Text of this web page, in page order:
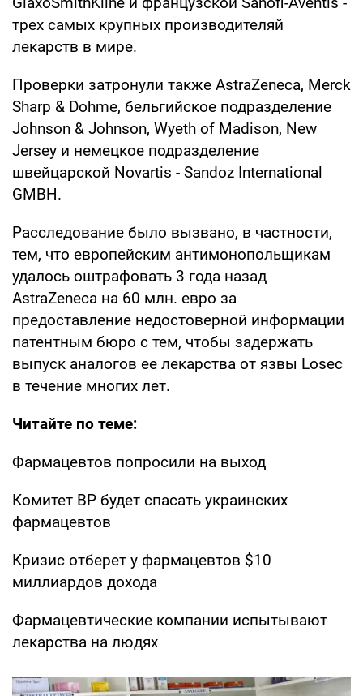
трех самых крупных производителяй
лекарств в мире.
Проверки затронули также AstraZeneca, Merck
Sharp & Dohme, бельгийское подразделение
Johnson & Johnson, Wyeth of Madison, New
Jersey и немецкое подразделение
швейцарской Novartis - Sandoz International
GMBH.
Расследование было вызвано, в частности,
тем, что европейским антимонопольщикам
удалось оштрафовать 3 года назад
AstraZeneca на 60 млн. евро за
предоставление недостоверной информации
патентным бюро с тем, чтобы задержать
выпуск аналогов ее лекарства от язвы Losec
в течение многих лет.
Читайте по теме:
Фармацевтов попросили на выход
Комитет ВР будет спасать украинских
фармацевтов
Кризис отберет у фармацевтов $10
миллиардов дохода
Фармацевтические компании испытывают
лекарства на людях